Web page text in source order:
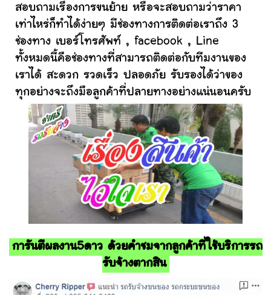
สอบถามเรื่องการขนย้าย หรือจะสอบถามว่าราคา
เท่าไหร่ก็ทำได้ง่ายๆ มีช่องทางการติดต่อเราถึง 3
ช่องทาง เบอร์โทรศัพท์ , facebook , Line
ทั้งหมดนี้คือช่องทางที่สามารถติดต่อกับทีมงานของ
เราได้ สะดวก รวดเร็ว ปลอดภัย รับรองได้ว่าของ
ทุกอย่างจะถึงมือลูกค้าที่ปลายทางอย่างแน่นอนครับ
การันตีผลงาน5ดาว ด้วยคำชมจากลูกค้าที่ใช้บริการรถ
รับจ้างตากสิน